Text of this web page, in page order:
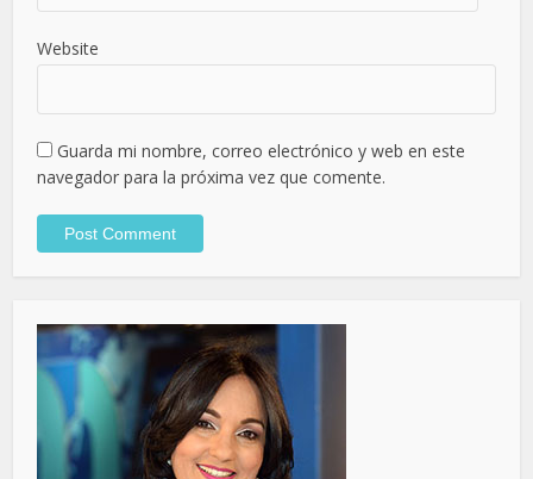
Website
Guarda mi nombre, correo electrónico y web en este
navegador para la próxima vez que comente.